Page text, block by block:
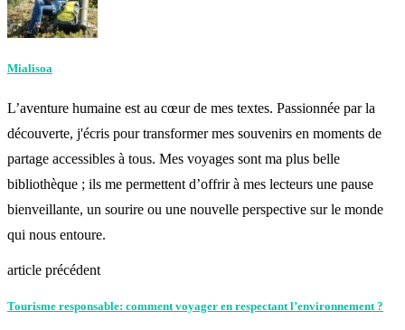
Mialisoa
L’aventure humaine est au cœur de mes textes. Passionnée par la
découverte, j'écris pour transformer mes souvenirs en moments de
partage accessibles à tous. Mes voyages sont ma plus belle
bibliothèque ; ils me permettent d’offrir à mes lecteurs une pause
bienveillante, un sourire ou une nouvelle perspective sur le monde
qui nous entoure.
article précédent
Tourisme responsable: comment voyager en respectant l’environnement ?